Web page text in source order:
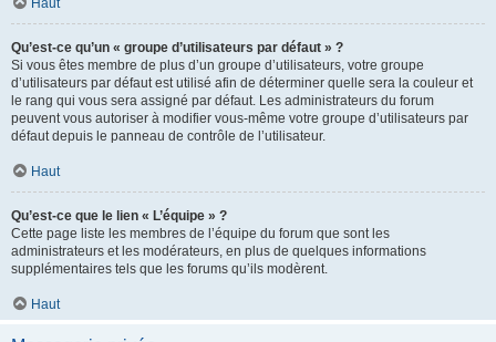
Haut
Qu’est-ce qu’un « groupe d’utilisateurs par défaut » ?
Si vous êtes membre de plus d’un groupe d’utilisateurs, votre groupe
d’utilisateurs par défaut est utilisé afin de déterminer quelle sera la couleur et
le rang qui vous sera assigné par défaut. Les administrateurs du forum
peuvent vous autoriser à modifier vous-même votre groupe d’utilisateurs par
défaut depuis le panneau de contrôle de l’utilisateur.
Haut
Qu’est-ce que le lien « L’équipe » ?
Cette page liste les membres de l’équipe du forum que sont les
administrateurs et les modérateurs, en plus de quelques informations
supplémentaires tels que les forums qu’ils modèrent.
Haut